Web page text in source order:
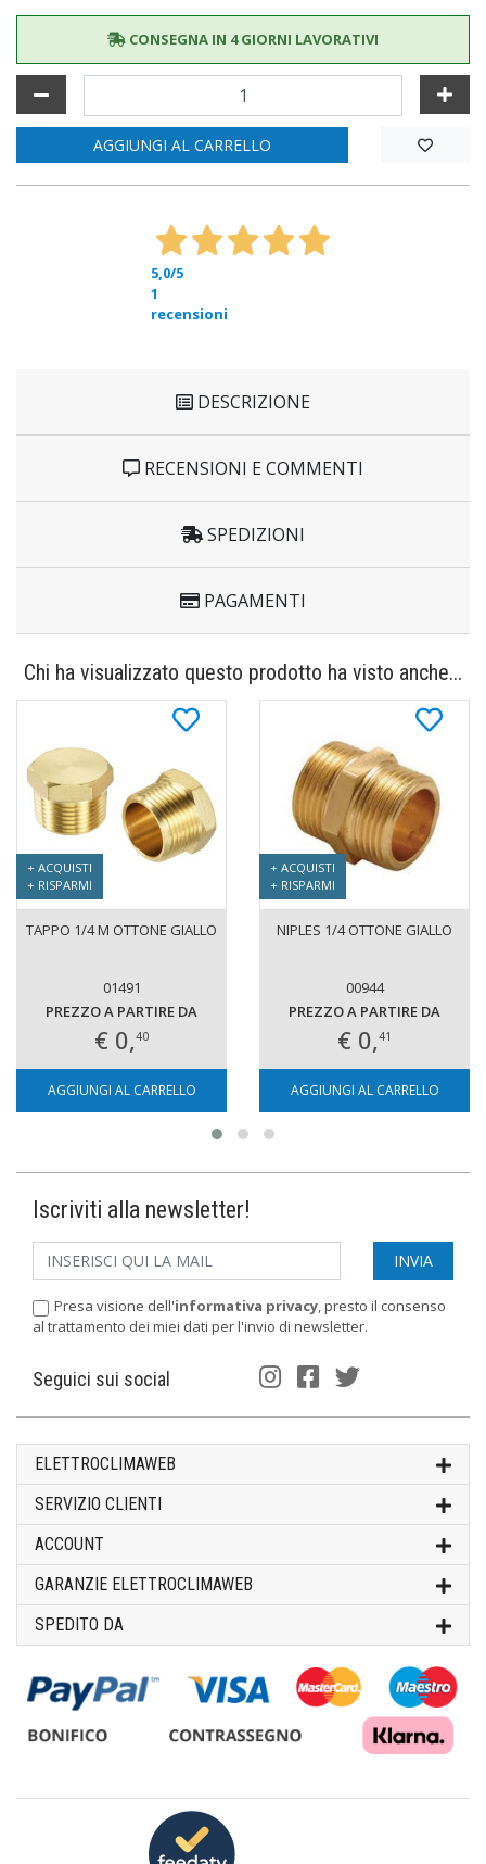
CONSEGNA IN 4 GIORNI LAVORATIVI
AGGIUNGI AL CARRELLO
5,0/5
1
recensioni
DESCRIZIONE
RECENSIONI E COMMENTI
SPEDIZIONI
PAGAMENTI
Chi ha visualizzato questo prodotto ha visto anche...
+ ACQUISTI
+ RISPARMI
TAPPO 1/4 M OTTONE GIALLO
01491
PREZZO A PARTIRE DA
€ 0,40
AGGIUNGI AL CARRELLO
+ ACQUISTI
+ RISPARMI
NIPLES 1/4 OTTONE GIALLO
00944
PREZZO A PARTIRE DA
€ 0,41
AGGIUNGI AL CARRELLO
Iscriviti alla newsletter!
Presa visione dell'informativa privacy, presto il consenso
al trattamento dei miei dati per l'invio di newsletter.
Seguici sui social
ELETTROCLIMAWEB
SERVIZIO CLIENTI
ACCOUNT
GARANZIE ELETTROCLIMAWEB
SPEDITO DA